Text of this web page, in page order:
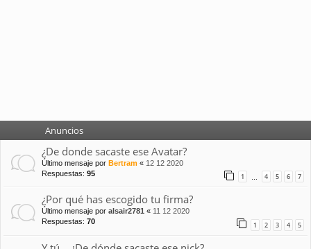
Anuncios
¿De donde sacaste ese Avatar?
Último mensaje por Bertram « 12 12 2020
Respuestas: 95 1 … 4 5 6 7
¿Por qué has escogido tu firma?
Último mensaje por alsair2781 « 11 12 2020
Respuestas: 70 1 2 3 4 5